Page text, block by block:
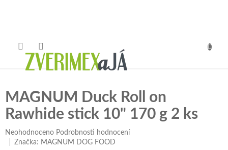
MAGNUM Duck Roll on
Rawhide stick 10" 170 g 2 ks
Průměrné
hodnocení
Neohodnoceno Podrobnosti hodnocení
Značka: MAGNUM DOG FOOD